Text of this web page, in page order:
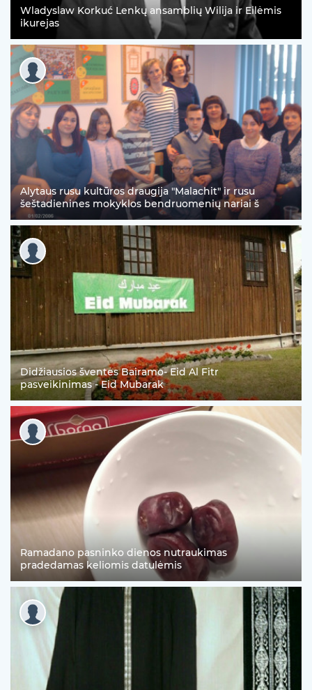
Wladyslaw Korkuć Lenkų ansamblių Wilija ir Eilėmis
ikurejas
Alytaus rusu kultūros draugija "Malachit" ir rusu
šeštadienines mokyklos bendruomenių nariai š
Didžiausios šventės Bairamo- Eid Al Fitr
pasveikinimas - Eid Mubarak
Ramadano pasninko dienos nutraukimas
pradedamas keliomis datulėmis